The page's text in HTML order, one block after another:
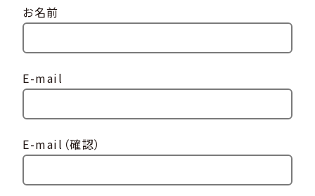
お名前
E-mail
E-mail（確認）